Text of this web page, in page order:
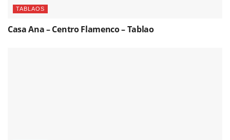
TABLAOS
Casa Ana – Centro Flamenco – Tablao